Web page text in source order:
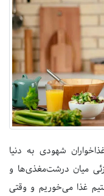
شهودی به دنیا
میان درشت‌مغذی‌ها و
غذا می‌خوریم و وقتی